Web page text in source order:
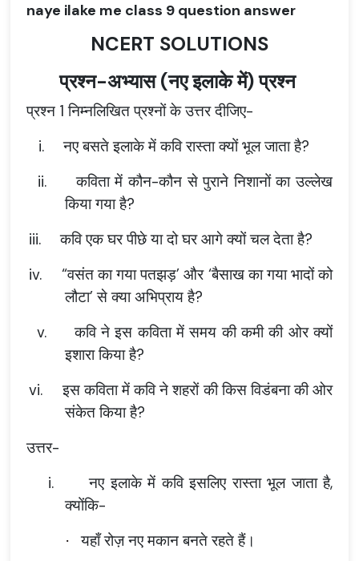
naye ilake me class 9 question answer
NCERT SOLUTIONS
प्रश्न-अभ्यास (नए इलाके में) प्रश्न
प्रश्न 1 निम्नलिखित प्रश्नों के उत्तर दीजिए-
i.
नए बसते इलाके में कवि रास्ता क्यों भूल जाता है?
ii.
कविता में कौन-कौन से पुराने निशानों का उल्लेख
किया गया है?
iii.
कवि एक घर पीछे या दो घर आगे क्यों चल देता है?
iv.
“वसंत का गया पतझड़’ और ‘बैसाख का गया भादों को
लौटा’ से क्या अभिप्राय है?
v.
कवि ने इस कविता में समय की कमी की ओर क्यों
इशारा किया है?
vi.
इस कविता में कवि ने शहरों की किस विडंबना की ओर
संकेत किया है?
उत्तर-
i.
नए इलाके में कवि इसलिए रास्ता भूल जाता है,
क्योंकि-
· यहाँ रोज़ नए मकान बनते रहते हैं।